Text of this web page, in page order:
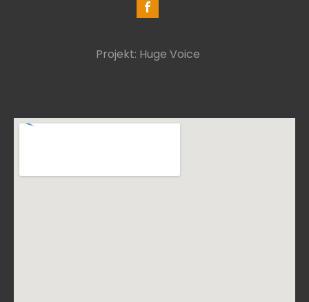
Projekt: Huge Voice